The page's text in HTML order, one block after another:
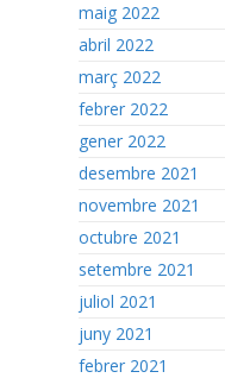
maig 2022
abril 2022
març 2022
febrer 2022
gener 2022
desembre 2021
novembre 2021
octubre 2021
setembre 2021
juliol 2021
juny 2021
febrer 2021